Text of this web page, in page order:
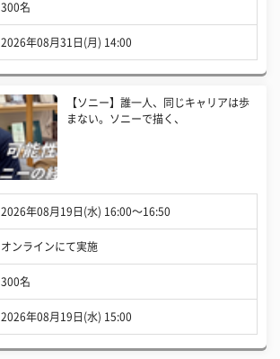
300名
2026年08月31日(月) 14:00
【ソニー】誰一人、同じキャリアは歩
まない。ソニーで描く、
2026年08月19日(水) 16:00〜16:50
オンラインにて実施
300名
2026年08月19日(水) 15:00